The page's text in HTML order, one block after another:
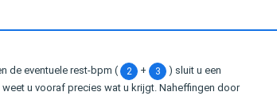
de eventuele rest-bpm ( 2 + 3
) sluit u een
u vooraf precies wat u krijgt. Naheffingen door